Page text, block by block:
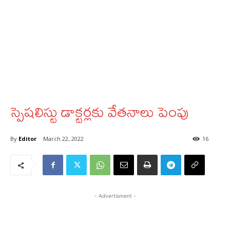
స్పెషలిస్టు డాక్టర్లకు వేతనాలు పెంపు
By Editor March 22, 2022 16
- Advertisment -